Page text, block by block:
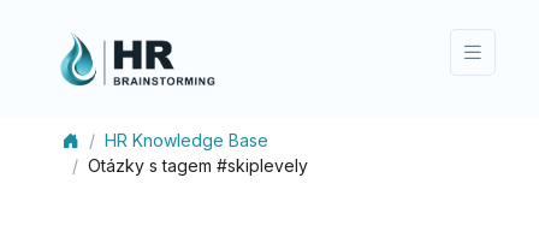
HR Knowledge Base
Otázky s tagem #skiplevely